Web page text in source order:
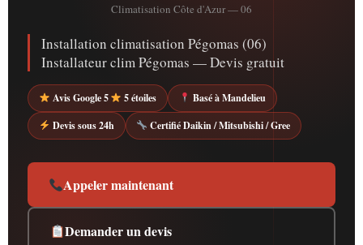
Climatisation Côte d'Azur — 06
Installation climatisation Pégomas (06)
Installateur clim Pégomas — Devis gratuit
Avis Google 5 5 étoiles
Basé à Mandelieu
Devis sous 24h
Certifié Daikin / Mitsubishi / Gree
Appeler maintenant
Demander un devis